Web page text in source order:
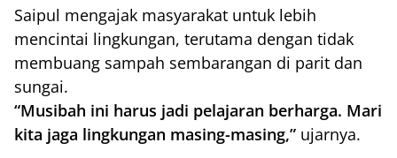
Saipul mengajak masyarakat untuk lebih
mencintai lingkungan, terutama dengan tidak
membuang sampah sembarangan di parit dan
sungai.
“Musibah ini harus jadi pelajaran berharga. Mari
kita jaga lingkungan masing-masing,” ujarnya.